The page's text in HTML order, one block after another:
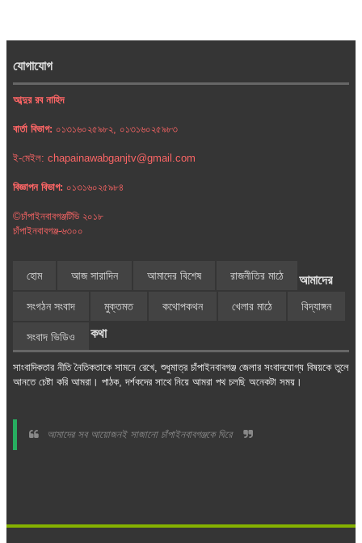
যোগাযোগ
আব্দুর রব নাহিদ
বার্তা বিভাগ: ০১৩১৬০২৫৯৮২, ০১৩১৬০২৫৯৮৩
ই-মেইল: chapainawabganjtv@gmail.com
বিজ্ঞাপন বিভাগ: ০১৩১৬০২৫৯৮৪
©চাঁপাইনবাবগঞ্জটিভি ২০১৮
চাঁপাইনবাবগঞ্জ-৬৩০০
হোম আজ সারাদিন আমাদের বিশেষ রাজনীতির মাঠে
সংগঠন সংবাদ মুক্তমত কথোপকথন খেলার মাঠে বিদ্যাঙ্গন
সংবাদ ভিডিও
আমাদের
কথা
সাংবাদিকতার নীতি নৈতিকতাকে সামনে রেখে, শুধুমাত্র চাঁপাইনবাবগঞ্জ জেলার সংবাদযোগ্য বিষয়কে তুলে
আনতে চেষ্টা করি আমরা। পাঠক, দর্শকদের সাথে নিয়ে আমরা পথ চলছি অনেকটা সময়।
আমাদের সব আয়োজনই সাজানো চাঁপাইনবাবগঞ্জকে ঘিরে